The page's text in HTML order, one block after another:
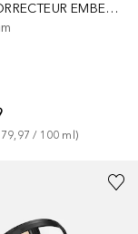
SOIN CORRECTEUR EMBELLISSEUR SPF30
/ 100 ml )